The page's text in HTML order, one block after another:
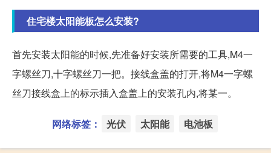
住宅楼太阳能板怎么安装?
首先安装太阳能的时候,先准备好安装所需要的工具,M4一
字螺丝刀,十字螺丝刀一把。接线盒盖的打开,将M4一字螺
丝刀接线盒上的标示插入盒盖上的安装孔内,将某一。
网络标签： 光伏 太阳能 电池板